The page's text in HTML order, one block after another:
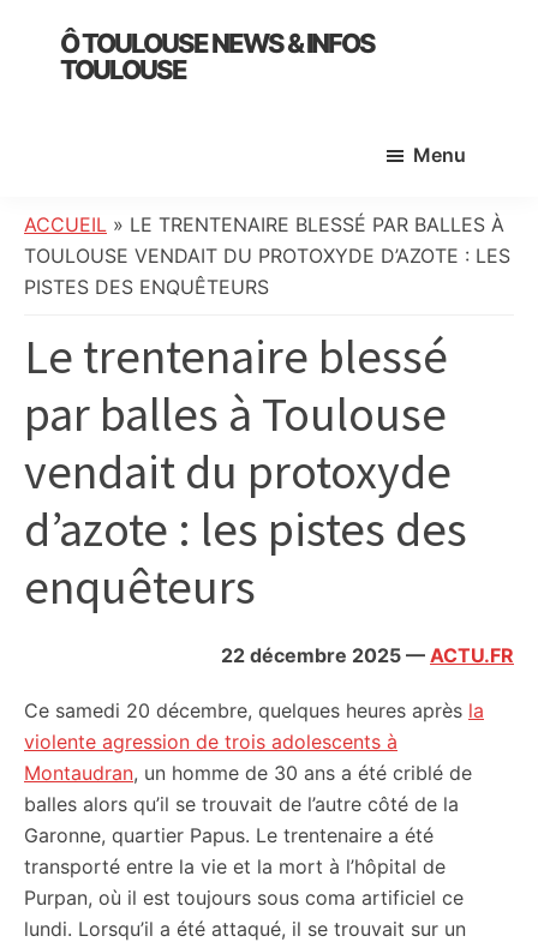
primary
Ô TOULOUSE NEWS & INFOS
TOULOUSE
:
info
locale,
culture,
politique,
météo,
divers
initiatives
citoyennes
Menu
ACCUEIL » LE TRENTENAIRE BLESSÉ PAR BALLES À
TOULOUSE VENDAIT DU PROTOXYDE D’AZOTE : LES
PISTES DES ENQUÊTEURS
Le trentenaire blessé
par balles à Toulouse
vendait du protoxyde
d’azote : les pistes des
enquêteurs
22 décembre 2025 — ACTU.FR
Ce samedi 20 décembre, quelques heures après la
violente agression de trois adolescents à
Montaudran, un homme de 30 ans a été criblé de
balles alors qu’il se trouvait de l’autre côté de la
Garonne, quartier Papus. Le trentenaire a été
transporté entre la vie et la mort à l’hôpital de
Purpan, où il est toujours sous coma artificiel ce
lundi. Lorsqu’il a été attaqué, il se trouvait sur un